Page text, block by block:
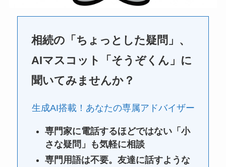
相続の「ちょっとした疑問」、
AIマスコット「そうぞくん」に
聞いてみませんか？
生成AI搭載！あなたの専属アドバイザー
専門家に電話するほどではない「小
さな疑問」も気軽に相談
専門用語は不要。友達に話すような